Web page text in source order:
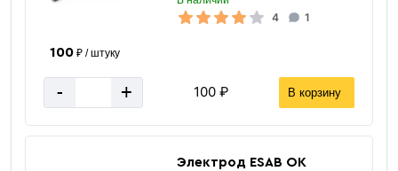
4 1
100₽ / штуку
- + 100 ₽ В корзину
Электрод ESAB ОК